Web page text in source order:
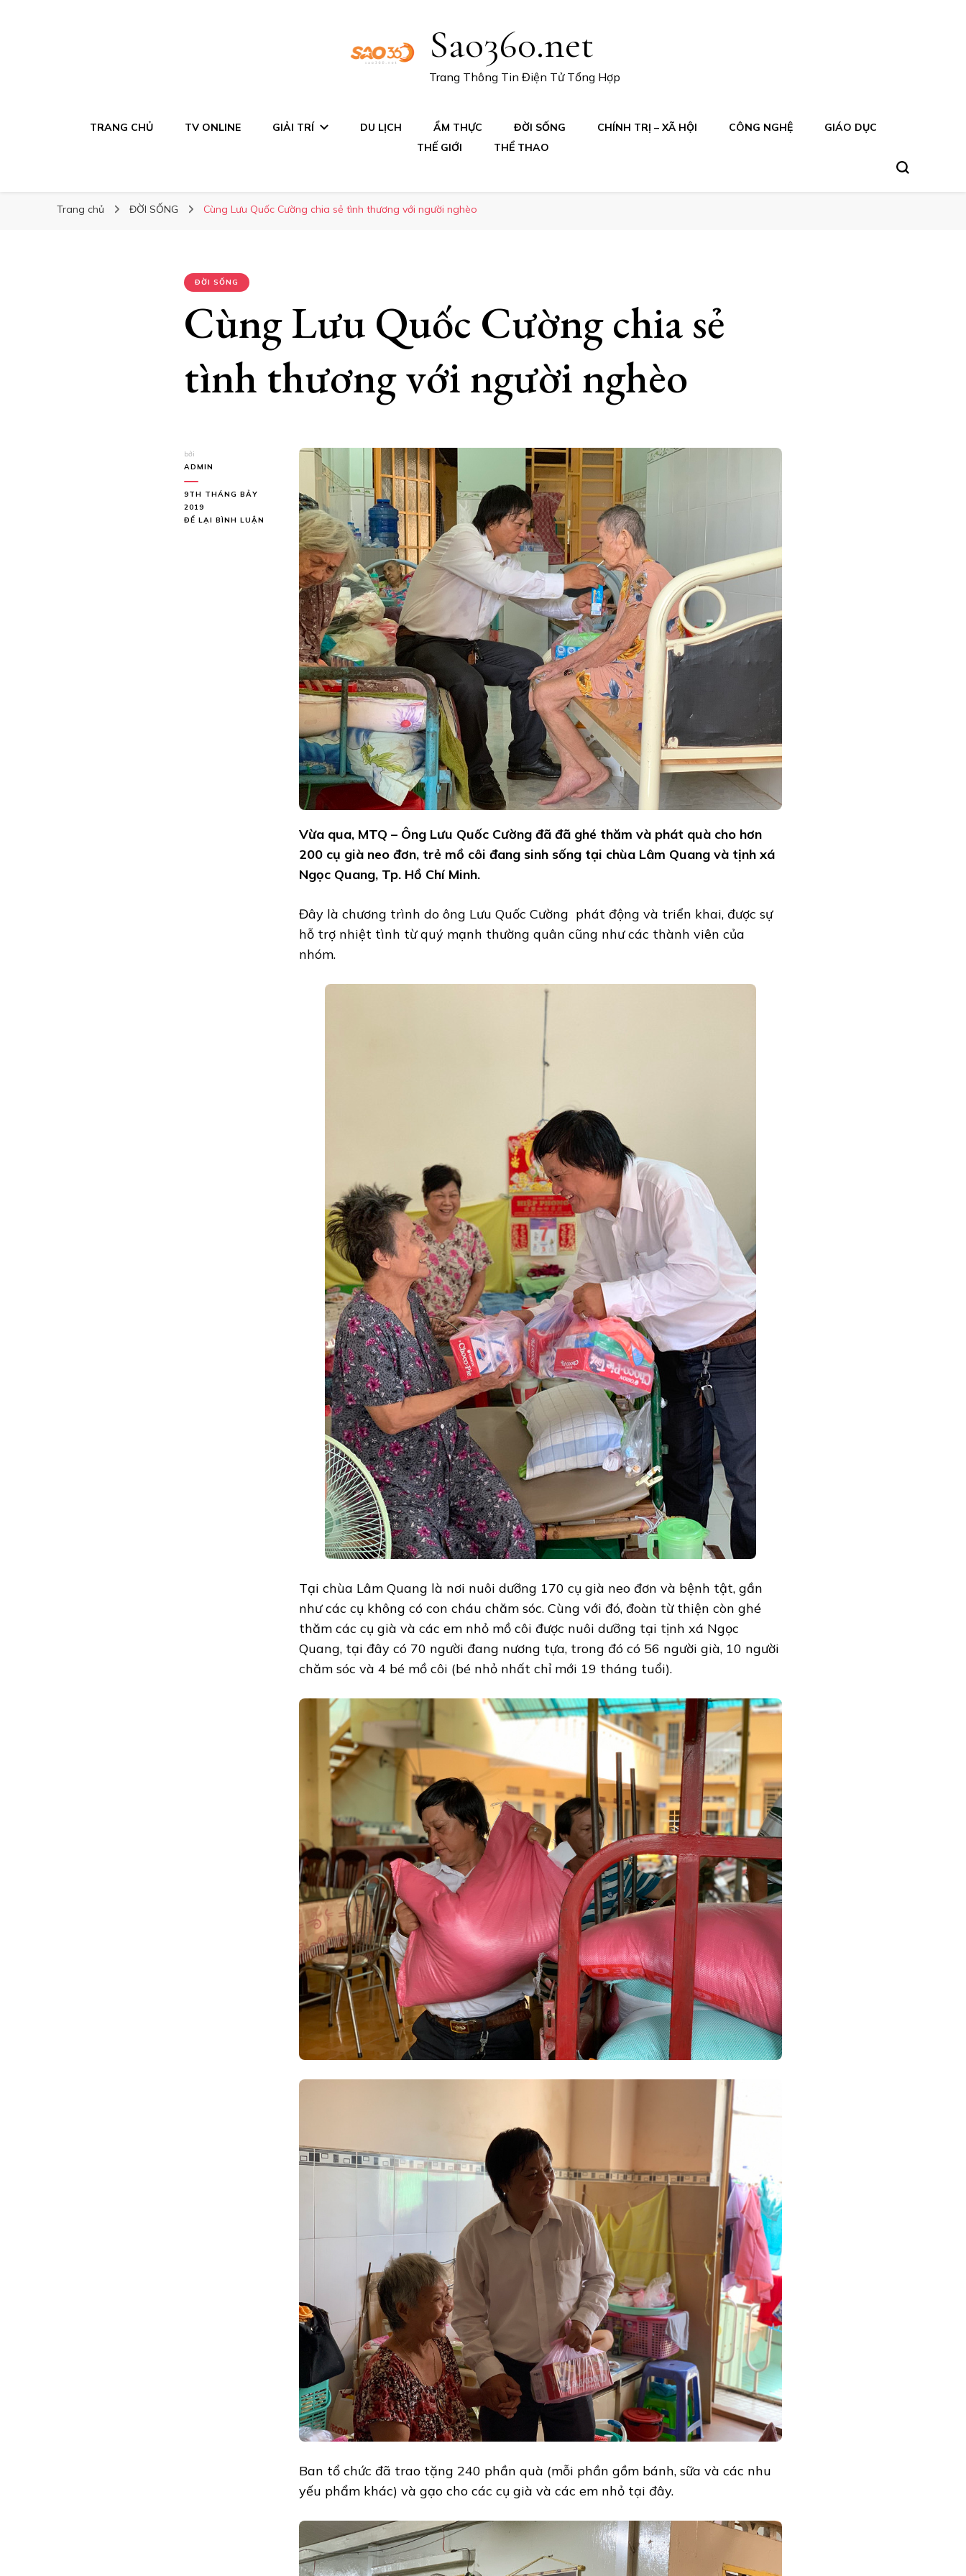
Sao360.net
Trang Thông Tin Điện Tử Tổng Hợp
TRANG CHỦ TV ONLINE GIẢI TRÍ DU LỊCH ẨM THỰC ĐỜI SỐNG CHÍNH TRỊ – XÃ HỘI CÔNG NGHỆ
GIÁO DỤC
THẾ GIỚI
THỂ THAO
Trang chủ ĐỜI SỐNG Cùng Lưu Quốc Cường chia sẻ tình thương với người nghèo
ĐỜI SỐNG
Cùng Lưu Quốc Cường chia sẻ
tình thương với người nghèo
bởi
ADMIN
9TH THÁNG BẢY
2019
ĐỂ LẠI BÌNH LUẬN
THƯƠNG
Vừa qua, MTQ – Ông Lưu Quốc Cường đã đã ghé thăm và phát quà cho hơn
200 cụ già neo đơn, trẻ mồ côi đang sinh sống tại chùa Lâm Quang và tịnh xá
Ngọc Quang, Tp. Hồ Chí Minh.
Đây là chương trình do ông Lưu Quốc Cường phát động và triển khai, được sự
hỗ trợ nhiệt tình từ quý mạnh thường quân cũng như các thành viên của
nhóm.
Tại chùa Lâm Quang là nơi nuôi dưỡng 170 cụ già neo đơn và bệnh tật, gần
như các cụ không có con cháu chăm sóc. Cùng với đó, đoàn từ thiện còn ghé
thăm các cụ già và các em nhỏ mồ côi được nuôi dưỡng tại tịnh xá Ngọc
Quang, tại đây có 70 người đang nương tựa, trong đó có 56 người già, 10 người
chăm sóc và 4 bé mồ côi (bé nhỏ nhất chỉ mới 19 tháng tuổi).
Ban tổ chức đã trao tặng 240 phần quà (mỗi phần gồm bánh, sữa và các nhu
yếu phẩm khác) và gạo cho các cụ già và các em nhỏ tại đây.